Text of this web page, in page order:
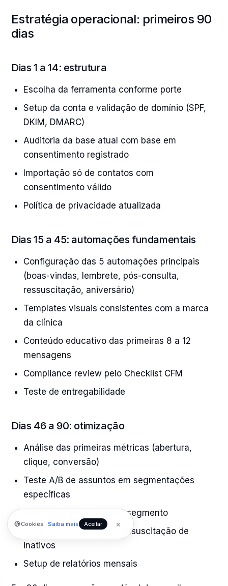
Estratégia operacional: primeiros 90
dias
Dias 1 a 14: estrutura
Escolha da ferramenta conforme porte
Setup da conta e validação de domínio (SPF,
DKIM, DMARC)
Auditoria da base atual com base em
consentimento registrado
Importação só de contatos com
consentimento válido
Política de privacidade atualizada
Dias 15 a 45: automações fundamentais
Configuração das 5 automações principais
(boas-vindas, lembrete, pós-consulta,
ressuscitação, aniversário)
Templates visuais consistentes com a marca
da clínica
Conteúdo educativo das primeiras 8 a 12
mensagens
Compliance review pelo Checklist CFM
Teste de entregabilidade
Dias 46 a 90: otimização
Análise das primeiras métricas (abertura,
clique, conversão)
Teste A/B de assuntos em segmentações
específicas
Ajuste de frequência por segmento
Início da campanha de ressuscitação de
inativos
Setup de relatórios mensais
🍪Cookies ·Saiba mais Aceitar ×